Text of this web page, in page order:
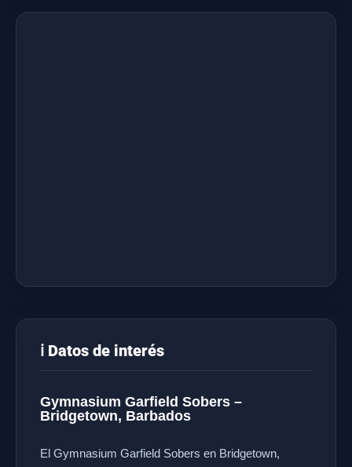
ℹ️ Datos de interés
Gymnasium Garfield Sobers –
Bridgetown, Barbados
El Gymnasium Garfield Sobers en Bridgetown,